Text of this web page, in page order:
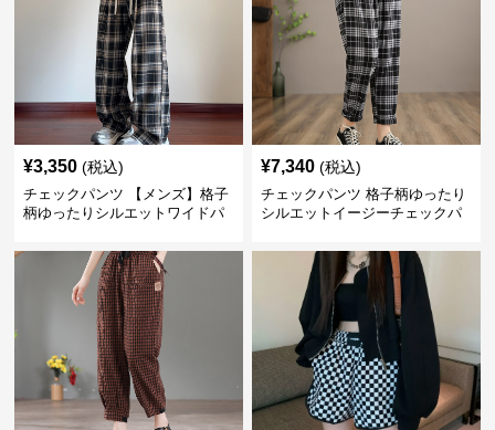
¥3,350 (税込)
チェックパンツ 【メンズ】格子
柄ゆったりシルエットワイドパ
¥7,340 (税込)
チェックパンツ 格子柄ゆったり
シルエットイージーチェックパ